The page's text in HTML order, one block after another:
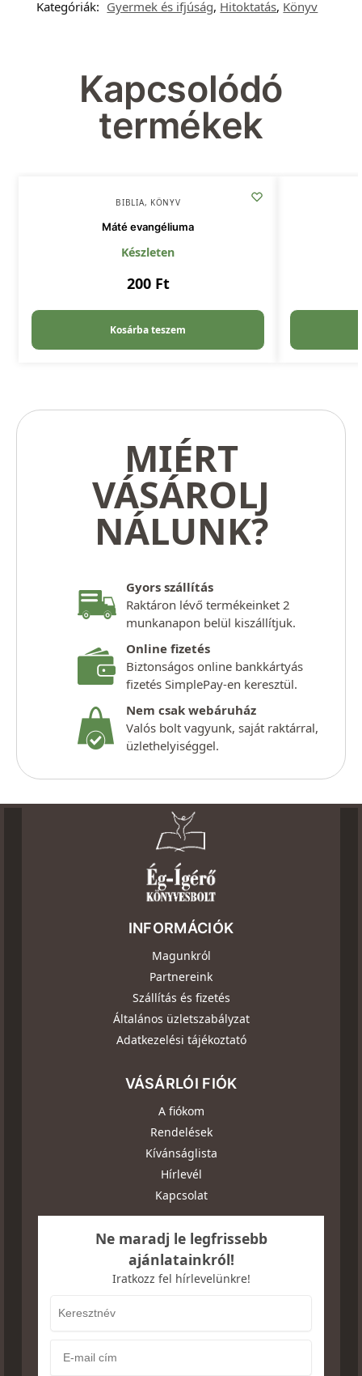
Kategóriák: Gyermek és ifjúság, Hitoktatás, Könyv
Kapcsolódó
termékek
BIBLIA, KÖNYV
Máté evangéliuma
Készleten
200 Ft
Kosárba teszem
MIÉRT
VÁSÁROLJ
NÁLUNK?
Gyors szállítás
Raktáron lévő termékeinket 2
munkanapon belül kiszállítjuk.
Online fizetés
Biztonságos online bankkártyás
fizetés SimplePay-en keresztül.
Nem csak webáruház
Valós bolt vagyunk, saját raktárral,
üzlethelyiséggel.
INFORMÁCIÓK
Magunkról
Partnereink
Szállítás és fizetés
Általános üzletszabályzat
Adatkezelési tájékoztató
VÁSÁRLÓI FIÓK
A fiókom
Rendelések
Kívánságlista
Hírlevél
Kapcsolat
Ne maradj le legfrissebb
ajánlatainkról!
Iratkozz fel hírlevelünkre!